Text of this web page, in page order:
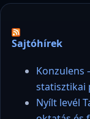
Sajtóhírek
Konzulens
statisztikai
Nyílt levél